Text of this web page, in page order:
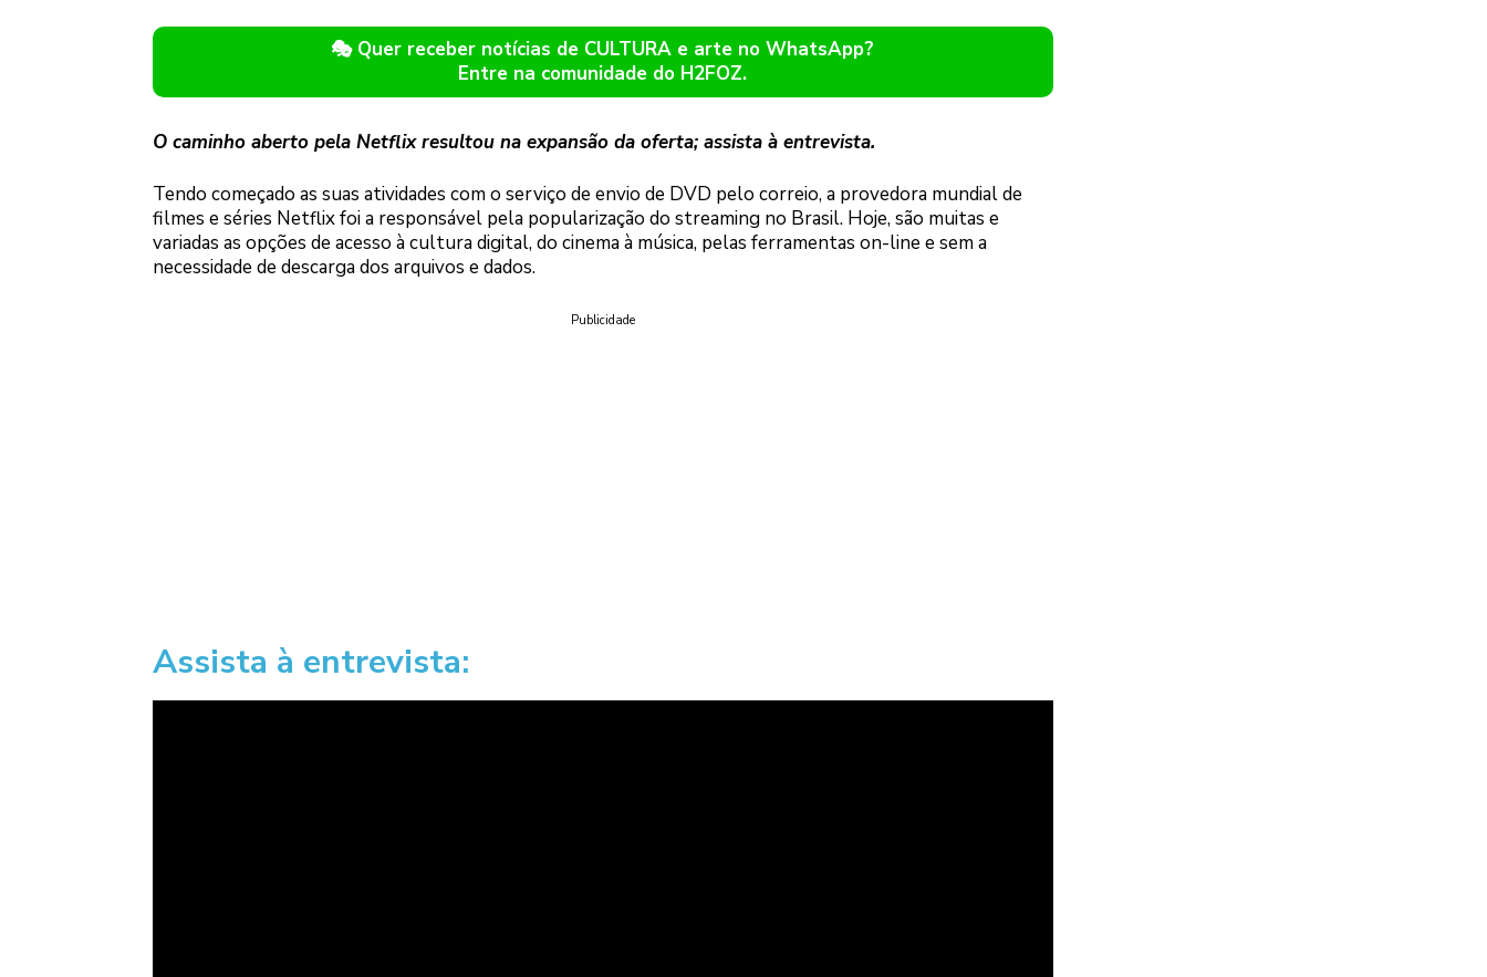
🎭 Quer receber notícias de CULTURA e arte no WhatsApp?
Entre na comunidade do H2FOZ.
O caminho aberto pela Netflix resultou na expansão da oferta; assista à entrevista.
Tendo começado as suas atividades com o serviço de envio de DVD pelo correio, a provedora mundial de
filmes e séries Netflix foi a responsável pela popularização do streaming no Brasil. Hoje, são muitas e
variadas as opções de acesso à cultura digital, do cinema à música, pelas ferramentas on-line e sem a
necessidade de descarga dos arquivos e dados.
Publicidade
Assista à entrevista: